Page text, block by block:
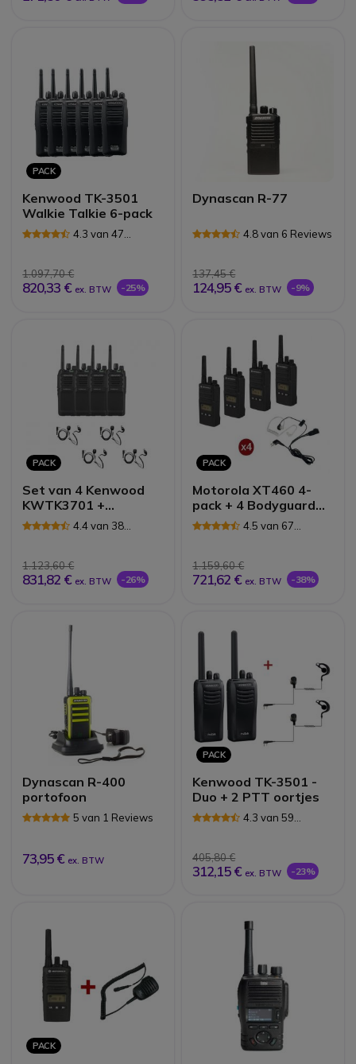
PACK
Kenwood TK-3501
Walkie Talkie 6-pack
4.3 van 47
1.097,70 €
820,33 € ex. BTW -25%
Dynascan R-77
4.8 van 6 Reviews
137,45 €
124,95 € ex. BTW -9%
PACK
Set van 4 Kenwood
KWTK3701 +
headsets4.4 van 38
1.123,60 €
831,82 € ex. BTW -26%
PACK
Motorola XT460 4-
pack + 4 Bodyguard
kits
4.5 van 67
1.159,60 €
721,62 € ex. BTW -38%
Dynascan R-400
portofoon
5 van 1 Reviews
73,95 € ex. BTW
PACK
Kenwood TK-3501 -
Duo + 2 PTT oortjes
4.3 van 59
405,80 €
312,15 € ex. BTW -23%
PACK